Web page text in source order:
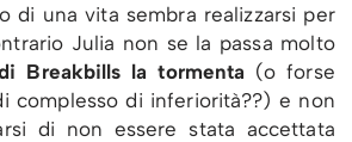
di una vita sembra realizzarsi per
Julia non se la passa molto
Breakbills la tormenta (o forse
complesso di inferiorità??) e non
di non essere stata accettata